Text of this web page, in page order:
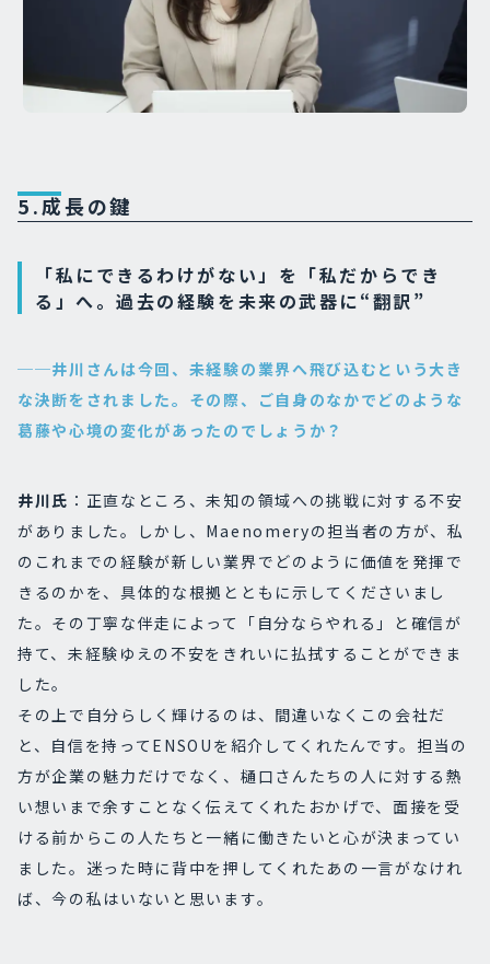
5.成長の鍵
「私にできるわけがない」を「私だからでき
る」へ。過去の経験を未来の武器に“翻訳”
──井川さんは今回、未経験の業界へ飛び込むという大き
な決断をされました。その際、ご自身のなかでどのような
葛藤や心境の変化があったのでしょうか？
井川氏 ：正直なところ、未知の領域への挑戦に対する不安
がありました。しかし、Maenomeryの担当者の方が、私
のこれまでの経験が新しい業界でどのように価値を発揮で
きるのかを、具体的な根拠とともに示してくださいまし
た。その丁寧な伴走によって「自分ならやれる」と確信が
持て、未経験ゆえの不安をきれいに払拭することができま
した。
その上で自分らしく輝けるのは、間違いなくこの会社だ
と、自信を持ってENSOUを紹介してくれたんです。担当の
方が企業の魅力だけでなく、樋口さんたちの人に対する熱
い想いまで余すことなく伝えてくれたおかげで、面接を受
ける前からこの人たちと一緒に働きたいと心が決まってい
ました。迷った時に背中を押してくれたあの一言がなけれ
ば、今の私はいないと思います。